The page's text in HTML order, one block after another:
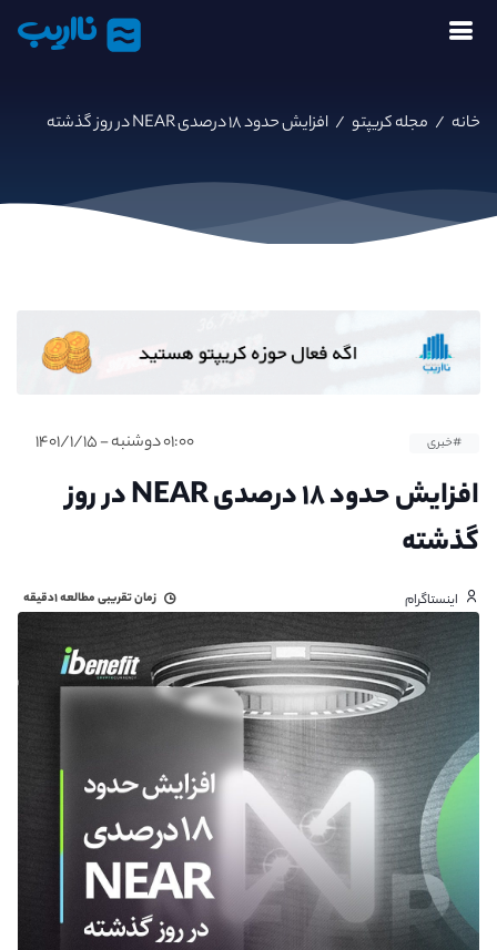
نااریب
خانه / مجله کریپتو / افزایش حدود ۱۸ درصدی NEAR در روز گذشته
#خبری ۰۱:۰۰ دوشنبه - ۱۴۰۱/۱/۱۵
افزایش حدود ۱۸ درصدی NEAR در روز
گذشته
اینستاگرام زمان تقریبی مطالعه۱دقیقه